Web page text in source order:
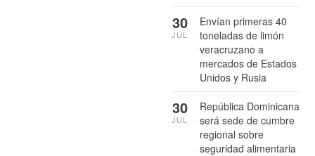
Envían primeras 40
toneladas de limón
veracruzano a
mercados de Estados
Unidos y Rusia
30
JUL
República Dominicana
será sede de cumbre
regional sobre
seguridad alimentaria
30
JUL